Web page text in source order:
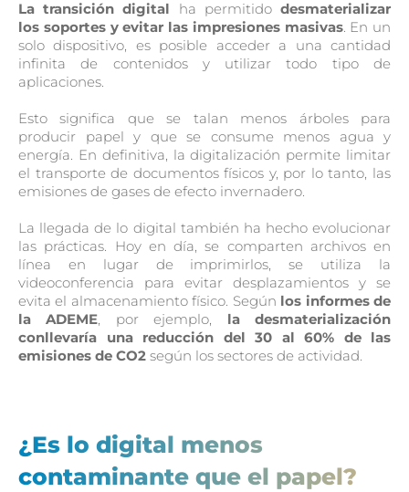
La transición digital ha permitidodesmaterializar
los soportes y evitar las impresiones masivas. En un
solo dispositivo, es posible acceder a una cantidad
infinita de contenidos y utilizar todo tipo de
aplicaciones.
Esto significa que se talan menos árboles para
producir papel y que se consume menos agua y
energía. En definitiva, la digitalización permite limitar
el transporte de documentos físicos y, por lo tanto, las
emisiones de gases de efecto invernadero.
La llegada de lo digital también ha hecho evolucionar
las prácticas. Hoy en día, se comparten archivos en
línea en lugar de imprimirlos, se utiliza la
videoconferencia para evitar desplazamientos y se
evita el almacenamiento físico. Según los informes de
la ADEME, por ejemplo, la desmaterialización
conllevaría
una reducción del 30 al 60% de las
emisiones de CO2 según los sectores de actividad.
¿Es lo digital menos
contaminante que el papel?